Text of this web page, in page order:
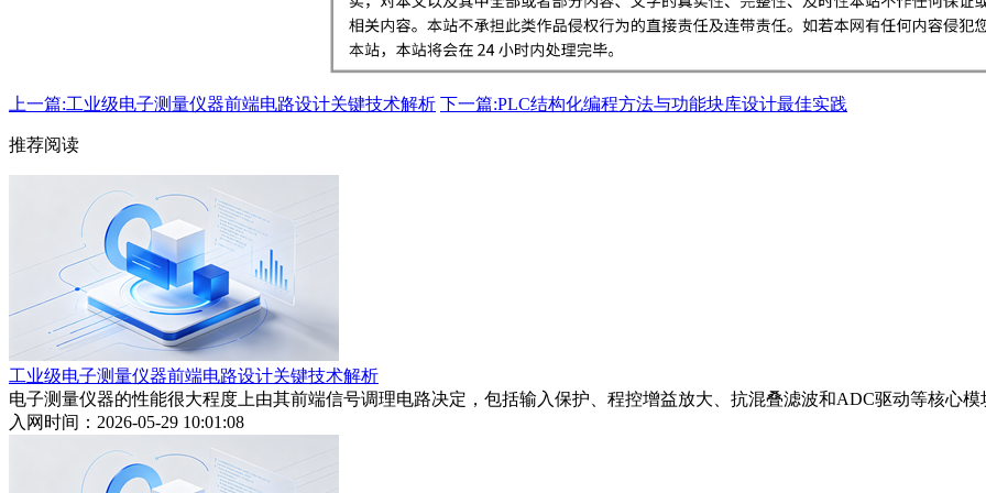
上一篇:工业级电子测量仪器前端电路设计关键技术解析 下一篇:PLC结构化编程方法与功能块库设计最佳实践
推荐阅读
工业级电子测量仪器前端电路设计关键技术解析
电子测量仪器的性能很大程度上由其前端信号调理电路决定，包括输入保护、程控增益放大、抗混叠滤波和ADC驱动等核心
入网时间：2026-05-29 10:01:08